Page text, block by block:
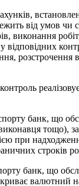
від умов чи
виконання
відповідних
розстрочення
банк, що
тощо),
при
строків
банк, що
валютний